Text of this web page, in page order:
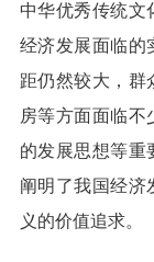
中华优秀传统文
经济发展面临的
距仍然较大，群
房等方面面临
的发展思想等重
阐明了我国经济
义的价值追求。